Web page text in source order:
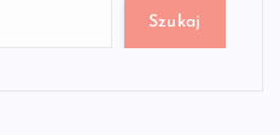
Szukaj